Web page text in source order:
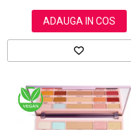
ADAUGA IN COS